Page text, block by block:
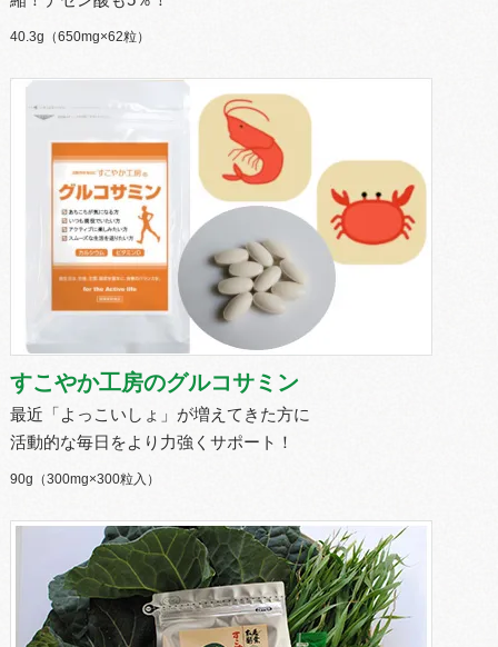
40.3g（650mg×62粒）
すこやか工房のグルコサミン
最近「よっこいしょ」が増えてきた方に
活動的な毎日をより力強くサポート！
90g（300mg×300粒入）